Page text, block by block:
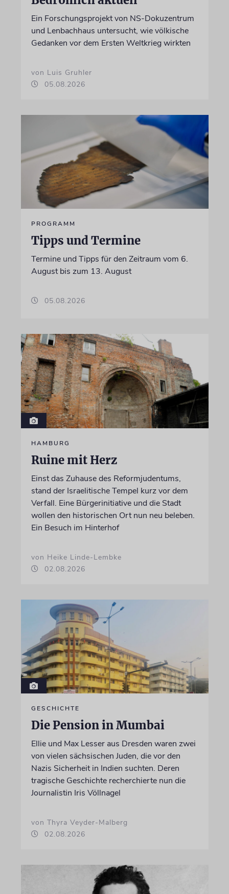
Ein Forschungsprojekt von NS-Dokuzentrum
und Lenbachhaus untersucht, wie völkische
Gedanken vor dem Ersten Weltkrieg wirkten
von Luis Gruhler
05.08.2026
PROGRAMM
Tipps und Termine
Termine und Tipps für den Zeitraum vom 6.
August bis zum 13. August
05.08.2026
HAMBURG
Ruine mit Herz
Einst das Zuhause des Reformjudentums,
stand der Israelitische Tempel kurz vor dem
Verfall. Eine Bürgerinitiative und die Stadt
wollen den historischen Ort nun neu beleben.
Ein Besuch im Hinterhof
von Heike Linde-Lembke
02.08.2026
GESCHICHTE
Die Pension in Mumbai
Ellie und Max Lesser aus Dresden waren zwei
von vielen sächsischen Juden, die vor den
Nazis Sicherheit in Indien suchten. Deren
tragische Geschichte recherchierte nun die
Journalistin Iris Völlnagel
von Thyra Veyder-Malberg
02.08.2026